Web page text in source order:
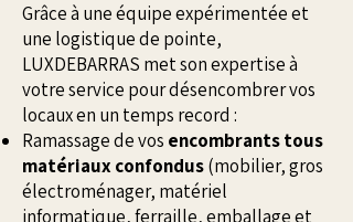
Grâce à une équipe expérimentée et
une logistique de pointe,
LUXDEBARRAS met son expertise à
votre service pour désencombrer vos
locaux en un temps record :
Ramassage de vos encombrants tous
matériaux confondus(mobilier, gros
électroménager, matériel
informatique, ferraille, emballage et